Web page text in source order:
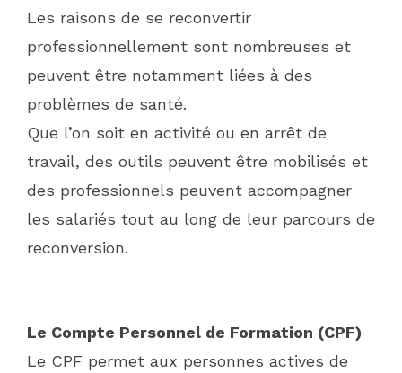
Les raisons de se reconvertir
professionnellement sont nombreuses et
peuvent être notamment liées à des
problèmes de santé.
Que l’on soit en activité ou en arrêt de
travail, des outils peuvent être mobilisés et
des professionnels peuvent accompagner
les salariés tout au long de leur parcours de
reconversion.
Le Compte Personnel de Formation (CPF)
Le CPF permet aux personnes actives de